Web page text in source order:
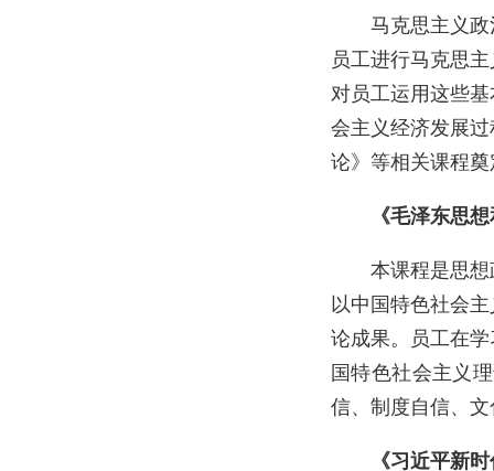
马克思主义
员工进行马克思
对员工运用这些
会主义经济发展
论》等相关课程
《毛泽东思
本课程是思
以中国特色社会
论成果。员工在
国特色社会主义
信、制度自信、
《习近平新